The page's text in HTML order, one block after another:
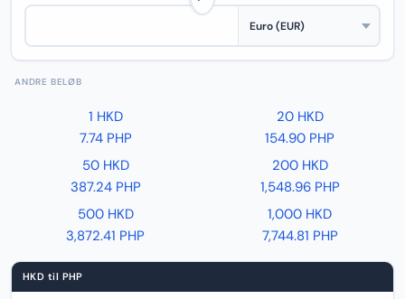
ANDRE BELØB
1 HKD
7.74 PHP
20 HKD
154.90 PHP
50 HKD
387.24 PHP
200 HKD
1,548.96 PHP
500 HKD
3,872.41 PHP
1,000 HKD
7,744.81 PHP
HKD til PHP